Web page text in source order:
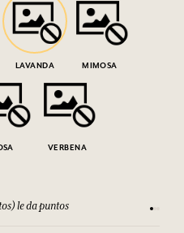
LAVANDA MIMOSA
VERBENA
le da puntos